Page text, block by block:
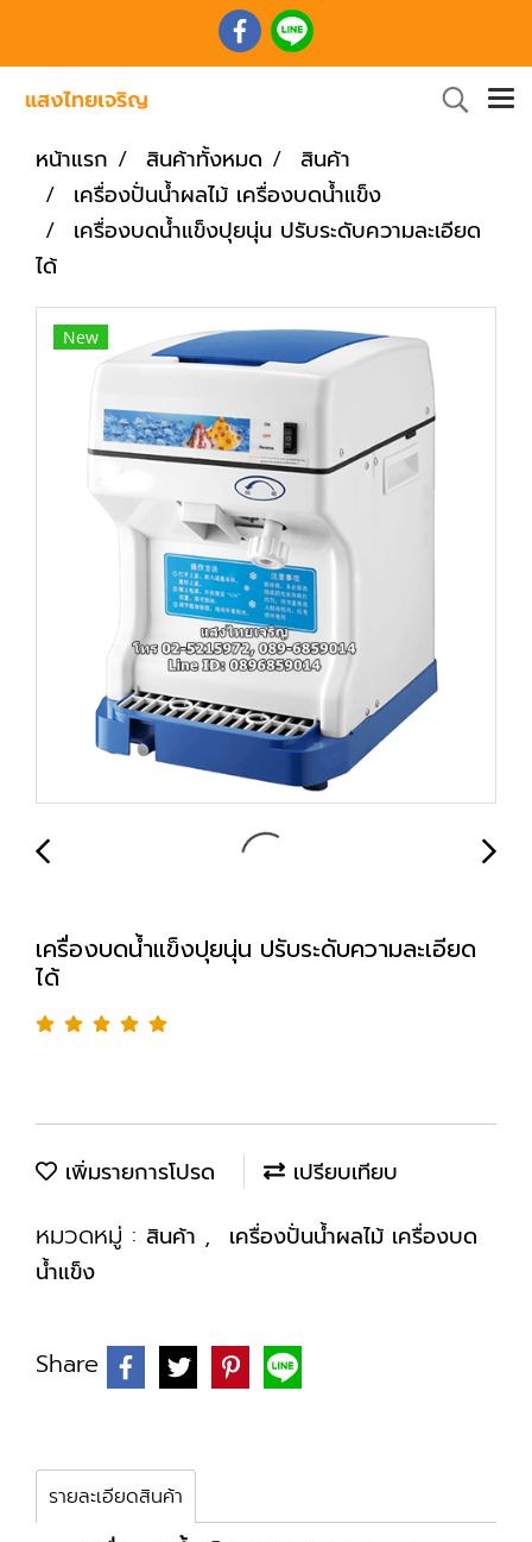
หน้าแรก สินค้าทั้งหมด
สินค้า
เครื่องปั่นน้ำผลไม้ เครื่องบดน้ำแข็ง
เครื่องบดน้ำแข็งปุยนุ่น ปรับระดับความละเอียด
ได้
New
เครื่องบดน้ำแข็งปุยนุ่น ปรับระดับความละเอียด
ได้
เพิ่มรายการโปรด เปรียบเทียบ
หมวดหมู่ : สินค้า ,
เครื่องปั่นน้ำผลไม้ เครื่องบด
น้ำแข็ง
Share
รายละเอียดสินค้า